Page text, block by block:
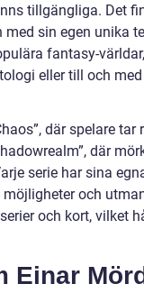
tillgängliga. Det
med sin egen unika
fantasy-
eller till och med
där spelare tar
där
serie har sina
och
och kort, vilket
Einar